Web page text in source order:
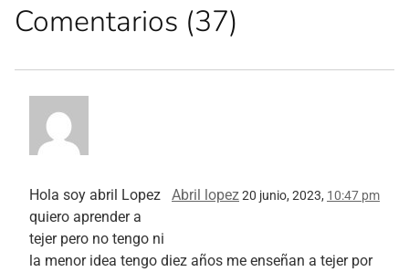
Comentarios (37)
Abril lopez20 junio, 2023, 10:47 pm
Hola soy abril Lopez
quiero aprender a
tejer pero no tengo ni
la menor idea tengo diez años me enseñan a tejer por